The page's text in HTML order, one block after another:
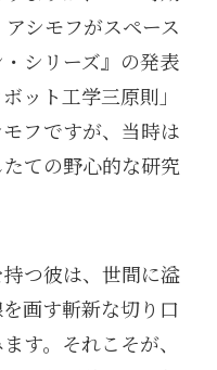
シモフがスペース
シリーズ』の発表
ット工学三原則」
フですが、当時は
ての野心的な研究
つ彼は、世間に溢
画す斬新な切り口
す。それこそが、